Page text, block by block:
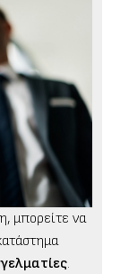
μπορείτε να
.